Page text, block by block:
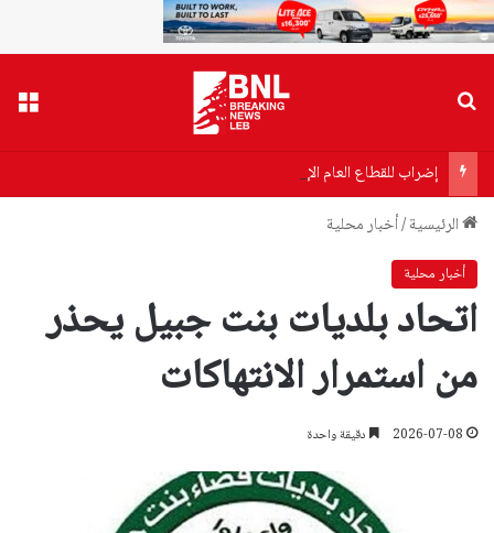
إضراب للقطاع العام الإثنين.. وتصعيد تدريجي!
الرئيسية/أخبار محلية
أخبار محلية
اتحاد بلديات بنت جبيل يحذر
من استمرار الانتهاكات
2026-07-08 دقيقة واحدة